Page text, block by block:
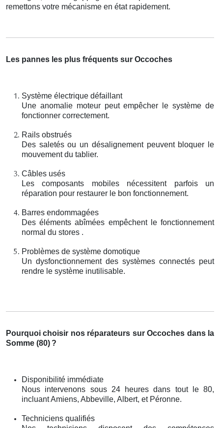
remettons votre mécanisme en état rapidement.
Les pannes les plus fréquents sur Occoches
Système électrique défaillant
Une anomalie moteur peut empêcher le système de
fonctionner correctement.
Rails obstrués
Des saletés ou un désalignement peuvent bloquer le
mouvement du tablier.
Câbles usés
Les composants mobiles nécessitent parfois un
réparation pour restaurer le bon fonctionnement.
Barres endommagées
Des éléments abîmées empêchent le fonctionnement
normal du stores .
Problèmes de système domotique
Un dysfonctionnement des systèmes connectés peut
rendre le système inutilisable.
Pourquoi choisir nos réparateurs sur Occoches dans la
Somme (80) ?
Disponibilité immédiate
Nous intervenons sous 24 heures dans tout le 80,
incluant Amiens, Abbeville, Albert, et Péronne.
Techniciens qualifiés